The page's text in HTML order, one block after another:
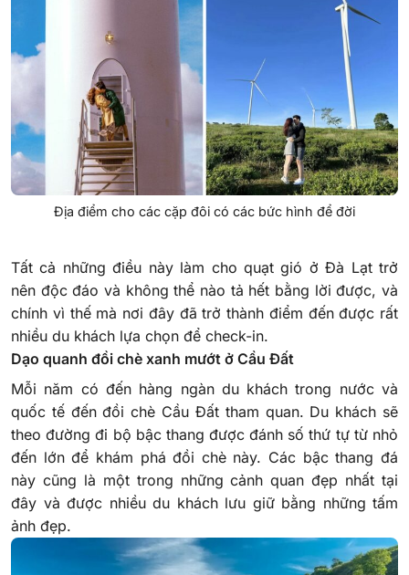
Địa điểm cho các cặp đôi có các bức hình để đời
Tất cả những điều này làm cho quạt gió ở Đà Lạt trở
nên độc đáo và không thể nào tả hết bằng lời được, và
chính vì thế mà nơi đây đã trở thành điểm đến được rất
nhiều du khách lựa chọn để check-in.
Dạo quanh đồi chè xanh mướt ở Cầu Đất
Mỗi năm có đến hàng ngàn du khách trong nước và
quốc tế đến đồi chè Cầu Đất tham quan. Du khách sẽ
theo đường đi bộ bậc thang được đánh số thứ tự từ nhỏ
đến lớn để khám phá đồi chè này. Các bậc thang đá
này cũng là một trong những cảnh quan đẹp nhất tại
đây và được nhiều du khách lưu giữ bằng những tấm
ảnh đẹp.